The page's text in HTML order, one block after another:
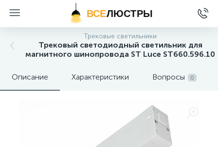
ВСЕЛЮСТРЫ
Трековые светильники
Трековый светодиодный светильник для
магнитного шинопровода ST Luce ST660.596.10
Описание Характеристики Вопросы 0